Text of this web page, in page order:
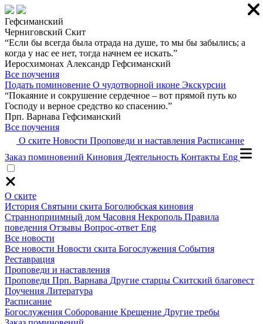
Гефсиманский
Черниговский Скит
“Если бы всегда была отрада на душе, то мы бы забылись; а
когда у нас ее нет, тогда начнем ее искать.”
Иеросхимонах Александр Гефсиманский
Все поучения
Подать поминовение О чудотворной иконе Экскурсии
“Покаяние и сокрушение сердечное – вот прямой путь ко
Господу и верное средство ко спасению.”
Прп. Варнава Гефсиманский
Все поучения
О ските Новости Проповеди и наставления Расписание
Заказ поминовений Киновия Деятельность Контакты Eng
О ските
История Святыни скита Боголюбская киновия
Странноприимный дом Часовня Некрополь Правила
поведения Отзывы Вопрос-ответ Eng
Все новости
Все новости Новости скита Богослужения События
Реставрация
Проповеди и наставления
Проповеди Прп. Варнава Другие старцы Скитский благовест
Поучения Литература
Расписание
Богослужения Соборование Крещение Другие требы